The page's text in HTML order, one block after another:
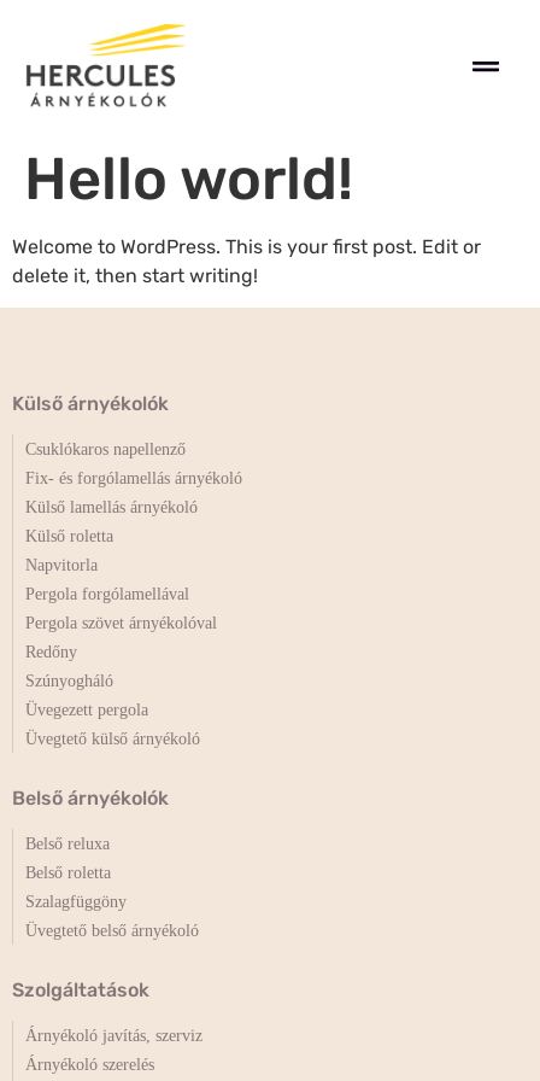
Hello world!
Welcome to WordPress. This is your first post. Edit or
delete it, then start writing!
Külső árnyékolók
Csuklókaros napellenző
Fix- és forgólamellás árnyékoló
Külső lamellás árnyékoló
Külső roletta
Napvitorla
Pergola forgólamellával
Pergola szövet árnyékolóval
Redőny
Szúnyogháló
Üvegezett pergola
Üvegtető külső árnyékoló
Belső árnyékolók
Belső reluxa
Belső roletta
Szalagfüggöny
Üvegtető belső árnyékoló
Szolgáltatások
Árnyékoló javítás, szerviz
Árnyékoló szerelés